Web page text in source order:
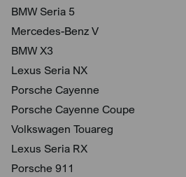
BMW Seria 5
Mercedes-Benz V
BMW X3
Lexus Seria NX
Porsche Cayenne
Porsche Cayenne Coupe
Volkswagen Touareg
Lexus Seria RX
Porsche 911